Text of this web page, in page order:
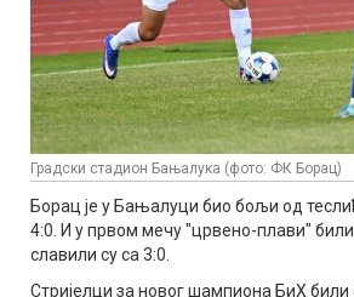
Градски стадион Бањалука (фото: ФК Борац)
Борац је у Бањалуци био бољи од
4:0. И у првом мечу "црвено-плави"
славили су са 3:0.
Стријелци за новог шампиона БиХ